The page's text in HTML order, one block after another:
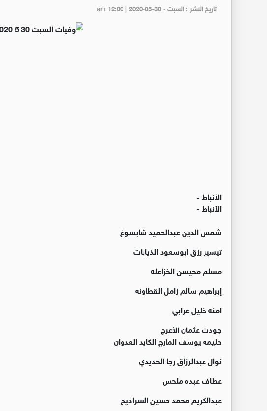
تاريخ النشر : السبت - am 12:00 | 2020-05-30
الأنباط -
الأنباط -
شمس الدين عبدالحميد شابسوغ
تيسير رزق ابوسعود الذيابات
مسلم محيسن الخزاعله
إبراهيم سالم زامل القطاونه
امنه خليل عرابي
جودت عثمان الأعرج
حليمه يوسف المارج الكايد العدوان
نوال عبدالرزاق رجا الحديدي
عطاف عبده ملحس
عبدالكريم محمد حسين السراديح